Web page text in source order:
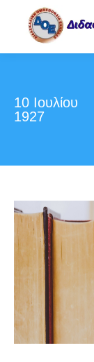
10 Ιουλίου
1927